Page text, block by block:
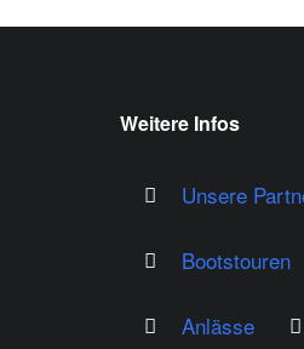
Weitere Infos
Unsere
Bootstouren
Anlässe